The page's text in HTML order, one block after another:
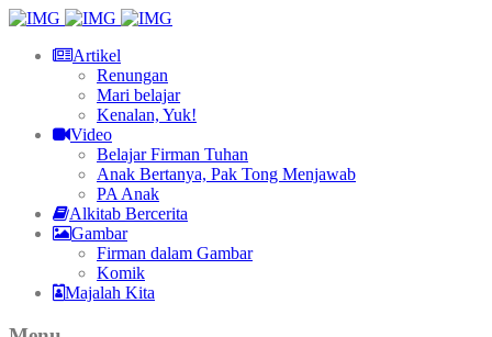
Artikel
Renungan
Mari belajar
Kenalan, Yuk!
Video
Belajar Firman Tuhan
Anak Bertanya, Pak Tong Menjawab
PA Anak
Alkitab Bercerita
Gambar
Firman dalam Gambar
Komik
Majalah Kita